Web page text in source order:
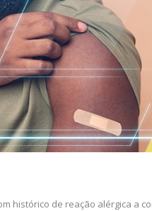
histórico de reação alérgica a